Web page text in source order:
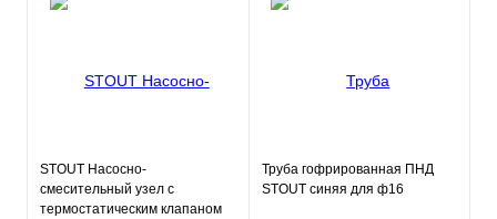
STOUT Насосно-
смесительный узел с
термостатическим клапаном
Труба гофрированная ПНД
STOUT синяя для ф16